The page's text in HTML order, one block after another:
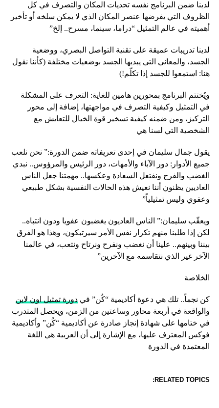
لدينا ضمن البرنامج نفسه تحديات المكان والتصرف في كل
الظروف التي يفرضها عنصر المكان الذي لا يمكن سلخه أو تأخير
أهميته في عالم التمثيل “دراما، سينما، مسرح.. إلخ”
لدينا تدريبات عميقة على تقنية التواصل البصري، ووضعية
الجسد، والمعاني التي يبديها الجسد بوضعيات مختلفة (كأننا نقول
هنا: استمعوا للجسد إذا تكلّم!)
ويُختتم البرنامج بمحورين هامين للغاية: التعرف على المشكلة
في التمثيل وكيفية التصرف في مواجهتها، إضافة إلى محور
التركيز، ومن ضمنه كيفية تسخير قوة الخيال للتعايش مع
الشخصية التي لسنا هي
يقول جمال سليمان في إحدى تعريفاته ضمن الدورة:” نحن نلعب
جميع الأدوار: دور الآباء والأمهات، دور الرئيس والمرؤوس.. نبدي
الغضب والفرح ونفتعل السعادة وعكسها.. مهمتنا جعل الناس
العاديين يظنون أننا نعيش هذه الحالات النفسية بشكل طبيعي
وعفوي وليس تمثيلياً”
ويعقّب سليمان:” الناس العاديون يغضبون عفويا ودون انتباه..
لكن إذا طلبنا منهم تكرار نفس الأمر سيرتبكون، وهذا هو الفرق
بيننا وبينهم.. علينا أن نغضب ونفرح ونرتاح ونتعب، في عالمنا
الآخر غير الذي نتقاسمه مع الآخرين”
الخلاصة
كن نجماً.. تلك هي دعوة أكاديمية “كُن” في دورة تمثيل اون لاين
والواقعة في أربعة محاور وساعتين من الزمن، ويحصل المتدرب
في ختامها على شهادة إنجاز صادرة عن أكاديمية “كُن” وأكاديمية
فوكس المعترف عليها، مع الإشارة إلى أن العربية هي اللغة
المعتمدة في الدورة
RELATED TOPICS: